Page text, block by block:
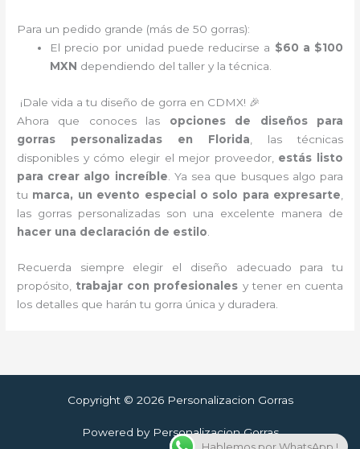
Para un pedido grande (más de 50 gorras):
El precio por unidad puede reducirse a $60 a $100
MXN dependiendo del taller y la técnica.
¡Dale vida a tu diseño de gorra en CDMX! 🎉
Ahora que conoces las opciones de diseños para
gorras personalizadas en Florida , las técnicas
disponibles y cómo elegir el mejor proveedor, estás listo
para crear algo increíble . Ya sea que busques algo para
tu marca, un evento especial o solo para expresarte
las gorras personalizadas son una excelente manera de
hacer una declaración de estilo
Recuerda siempre elegir el diseño adecuado para tu
propósito, trabajar con profesionales y tener en cuenta
los detalles que harán tu gorra única y duradera.
Copyright © 2026 Personalizacion Gorras
Powered by Personalizacion Gorras